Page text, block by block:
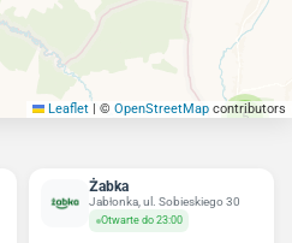
5
Leaflet | © OpenStreetMap contributors
Żabka
Jabłonka, ul. Sobieskiego 30
Otwarte do 23:00